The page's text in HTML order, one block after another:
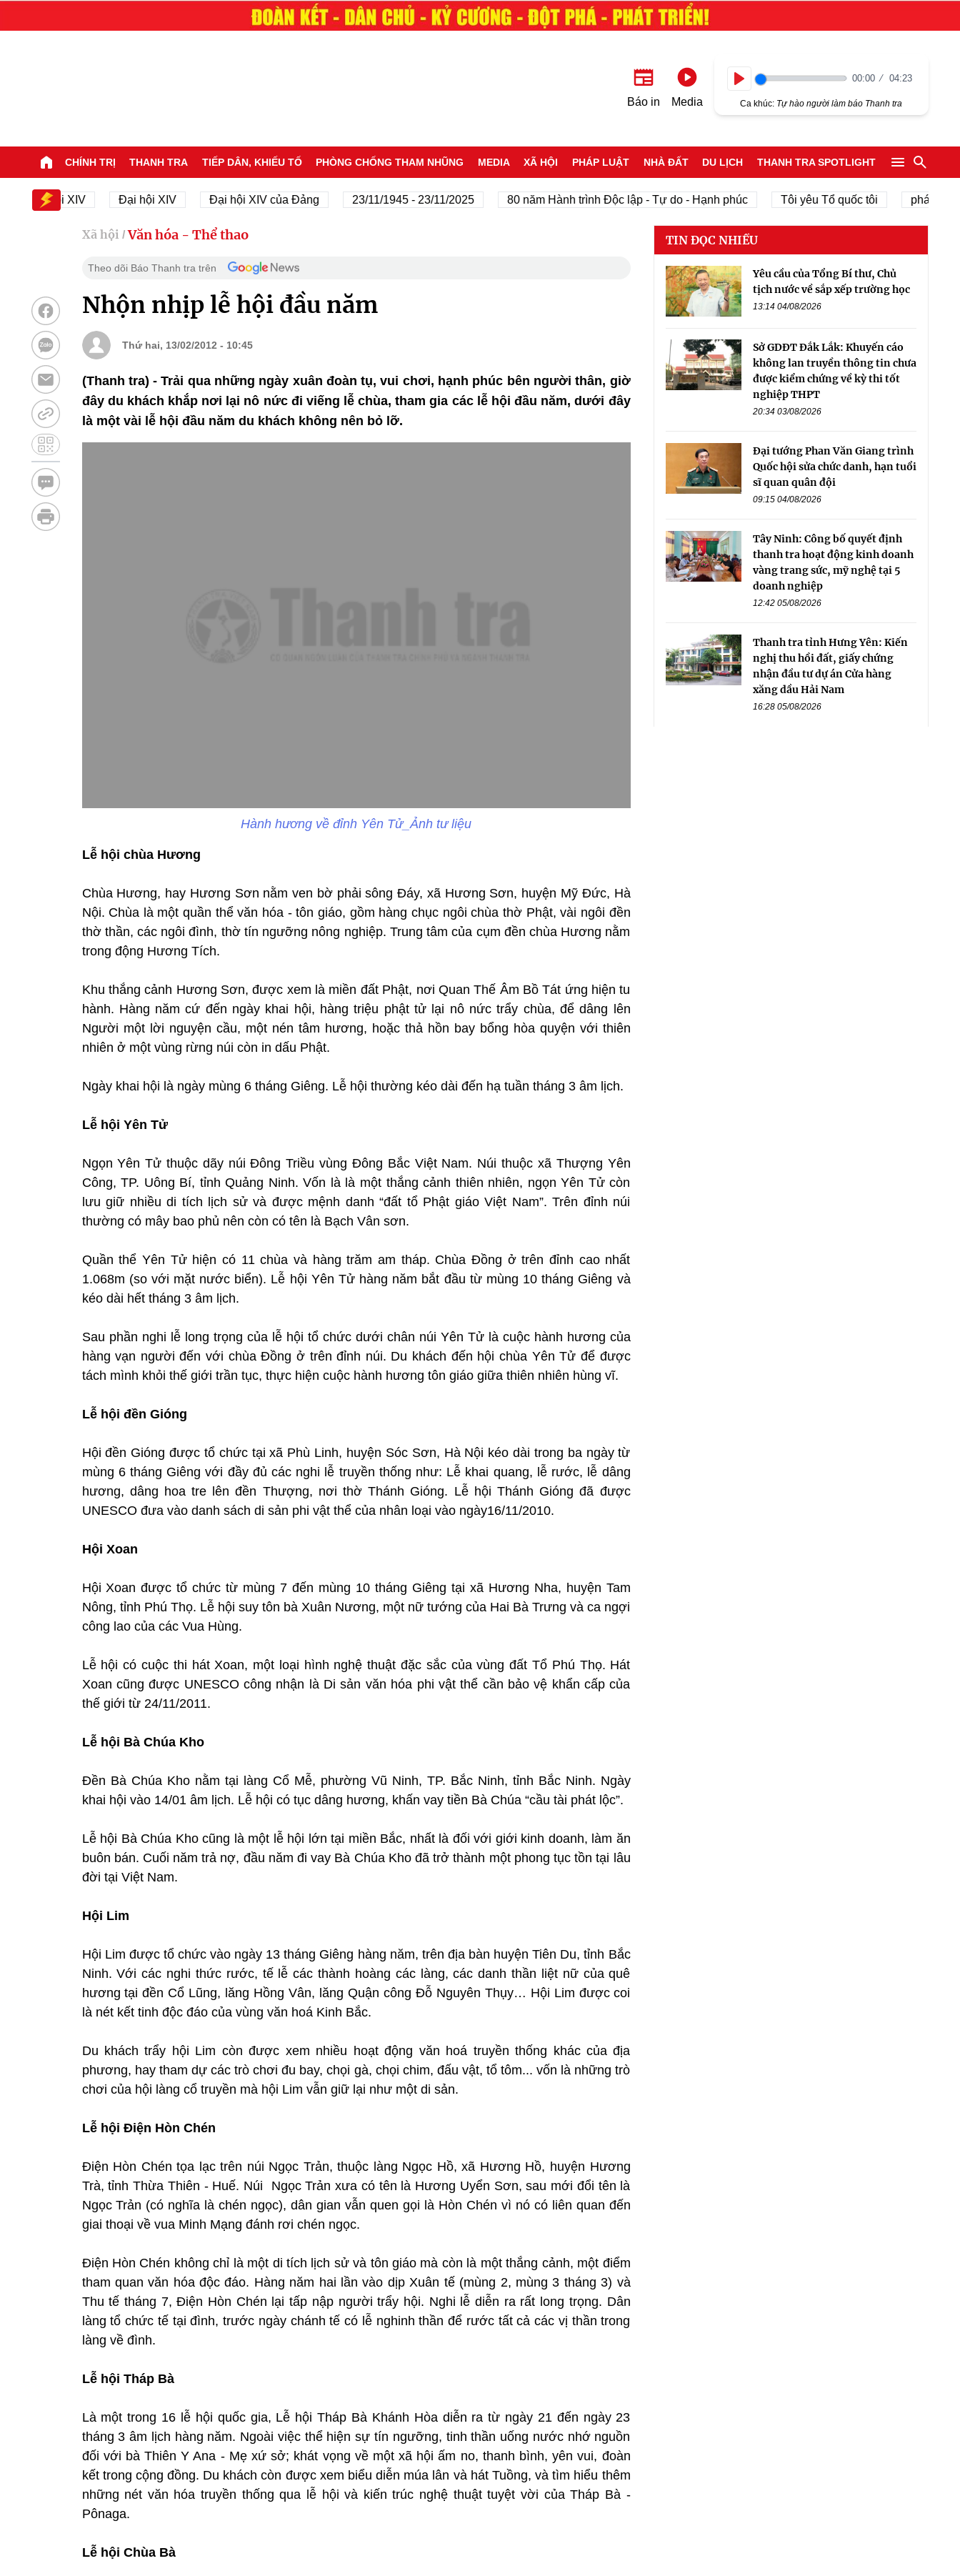
Báo in Media
00:00 04:23
Ca khúc: Tự hào người làm báo Thanh tra
CHÍNH TRỊ THANH TRA TIẾP DÂN, KHIẾU TỐ PHÒNG CHỐNG THAM NHŨNG MEDIA XÃ HỘI PHÁP LUẬT NHÀ ĐẤT DU LỊCH THANH TRA SPOTLIGHT
Đại hội XIV Đại hội XIV Đại hội XIV của Đảng 23/11/1945 - 23/11/2025 80 năm Hành trình Độc lập - Tự do - Hạnh phúc Tôi yêu Tổ quốc tôi phát triển
Xã hội / Văn hóa - Thể thao
Theo dõi Báo Thanh tra trên
Nhộn nhịp lễ hội đầu năm
Thứ hai, 13/02/2012 - 10:45
(Thanh tra) - Trải qua những ngày xuân đoàn tụ, vui chơi, hạnh phúc bên người thân, giờ
đây du khách khắp nơi lại nô nức đi viếng lễ chùa, tham gia các lễ hội đầu năm, dưới đây
là một vài lễ hội đầu năm du khách không nên bỏ lỡ.
Hành hương về đỉnh Yên Tử_Ảnh tư liệu
Lễ hội chùa Hương
Chùa Hương, hay Hương Sơn nằm ven bờ phải sông Đáy, xã Hương Sơn, huyện Mỹ Đức, Hà
Nội. Chùa là một quần thể văn hóa - tôn giáo, gồm hàng chục ngôi chùa thờ Phật, vài ngôi đền
thờ thần, các ngôi đình, thờ tín ngưỡng nông nghiệp. Trung tâm của cụm đền chùa Hương nằm
trong động Hương Tích.
Khu thắng cảnh Hương Sơn, được xem là miền đất Phật, nơi Quan Thế Âm Bồ Tát ứng hiện tu
hành. Hàng năm cứ đến ngày khai hội, hàng triệu phật tử lại nô nức trẩy chùa, để dâng lên
Người một lời nguyện cầu, một nén tâm hương, hoặc thả hồn bay bổng hòa quyện với thiên
nhiên ở một vùng rừng núi còn in dấu Phật.
Ngày khai hội là ngày mùng 6 tháng Giêng. Lễ hội thường kéo dài đến hạ tuần tháng 3 âm lịch.
Lễ hội Yên Tử
Ngọn Yên Tử thuộc dãy núi Đông Triều vùng Đông Bắc Việt Nam. Núi thuộc xã Thượng Yên
Công, TP. Uông Bí, tỉnh Quảng Ninh. Vốn là là một thắng cảnh thiên nhiên, ngọn Yên Tử còn
lưu giữ nhiều di tích lịch sử và được mệnh danh “đất tổ Phật giáo Việt Nam”. Trên đỉnh núi
thường có mây bao phủ nên còn có tên là Bạch Vân sơn.
Quần thể Yên Tử hiện có 11 chùa và hàng trăm am tháp. Chùa Ðồng ở trên đỉnh cao nhất
1.068m (so với mặt nước biển). Lễ hội Yên Tử hàng năm bắt đầu từ mùng 10 tháng Giêng và
kéo dài hết tháng 3 âm lịch.
Sau phần nghi lễ long trọng của lễ hội tổ chức dưới chân núi Yên Tử là cuộc hành hương của
hàng vạn người đến với chùa Đồng ở trên đỉnh núi. Du khách đến hội chùa Yên Tử để được
tách mình khỏi thế giới trần tục, thực hiện cuộc hành hương tôn giáo giữa thiên nhiên hùng vĩ.
Lễ hội đền Gióng
Hội đền Gióng được tổ chức tại xã Phù Linh, huyện Sóc Sơn, Hà Nội kéo dài trong ba ngày từ
mùng 6 tháng Giêng với đầy đủ các nghi lễ truyền thống như: Lễ khai quang, lễ rước, lễ dâng
hương, dâng hoa tre lên đền Thượng, nơi thờ Thánh Gióng. Lễ hội Thánh Gióng đã được
UNESCO đưa vào danh sách di sản phi vật thể của nhân loại vào ngày16/11/2010.
Hội Xoan
Hội Xoan được tổ chức từ mùng 7 đến mùng 10 tháng Giêng tại xã Hương Nha, huyện Tam
Nông, tỉnh Phú Thọ. Lễ hội suy tôn bà Xuân Nương, một nữ tướng của Hai Bà Trưng và ca ngợi
công lao của các Vua Hùng.
Lễ hội có cuộc thi hát Xoan, một loại hình nghệ thuật đặc sắc của vùng đất Tổ Phú Thọ. Hát
Xoan cũng được UNESCO công nhận là Di sản văn hóa phi vật thể cần bảo vệ khẩn cấp của
thế giới từ 24/11/2011.
Lễ hội Bà Chúa Kho
Đền Bà Chúa Kho nằm tại làng Cổ Mễ, phường Vũ Ninh, TP. Bắc Ninh, tỉnh Bắc Ninh. Ngày
khai hội vào 14/01 âm lịch. Lễ hội có tục dâng hương, khấn vay tiền Bà Chúa “cầu tài phát lộc”.
Lễ hội Bà Chúa Kho cũng là một lễ hội lớn tại miền Bắc, nhất là đối với giới kinh doanh, làm ăn
buôn bán. Cuối năm trả nợ, đầu năm đi vay Bà Chúa Kho đã trở thành một phong tục tồn tại lâu
đời tại Việt Nam.
Hội Lim
Hội Lim được tổ chức vào ngày 13 tháng Giêng hàng năm, trên địa bàn huyện Tiên Du, tỉnh Bắc
Ninh. Với các nghi thức rước, tế lễ các thành hoàng các làng, các danh thần liệt nữ của quê
hương tại đền Cổ Lũng, lăng Hồng Vân, lăng Quận công Đỗ Nguyên Thụy… Hội Lim được coi
là nét kết tinh độc đáo của vùng văn hoá Kinh Bắc.
Du khách trẩy hội Lim còn được xem nhiều hoạt động văn hoá truyền thống khác của địa
phương, hay tham dự các trò chơi đu bay, chọi gà, chọi chim, đấu vật, tổ tôm... vốn là những trò
chơi của hội làng cổ truyền mà hội Lim vẫn giữ lại như một di sản.
Lễ hội Điện Hòn Chén
Điện Hòn Chén tọa lạc trên núi Ngọc Trản, thuộc làng Ngọc Hồ, xã Hương Hồ, huyện Hương
Trà, tỉnh Thừa Thiên - Huế. Núi Ngọc Trản xưa có tên là Hương Uyển Sơn, sau mới đổi tên là
Ngọc Trản (có nghĩa là chén ngọc), dân gian vẫn quen gọi là Hòn Chén vì nó có liên quan đến
giai thoại về vua Minh Mạng đánh rơi chén ngọc.
Điện Hòn Chén không chỉ là một di tích lịch sử và tôn giáo mà còn là một thắng cảnh, một điểm
tham quan văn hóa độc đáo. Hàng năm hai lần vào dịp Xuân tế (mùng 2, mùng 3 tháng 3) và
Thu tế tháng 7, Điện Hòn Chén lại tấp nập người trẩy hội. Nghi lễ diễn ra rất long trọng. Dân
làng tổ chức tế tại đình, trước ngày chánh tế có lễ nghinh thần để rước tất cả các vị thần trong
làng về đình.
Lễ hội Tháp Bà
Là một trong 16 lễ hội quốc gia, Lễ hội Tháp Bà Khánh Hòa diễn ra từ ngày 21 đến ngày 23
tháng 3 âm lịch hàng năm. Ngoài việc thể hiện sự tín ngưỡng, tinh thần uống nước nhớ nguồn
đối với bà Thiên Y Ana - Mẹ xứ sở; khát vọng về một xã hội ấm no, thanh bình, yên vui, đoàn
kết trong cộng đồng. Du khách còn được xem biểu diễn múa lân và hát Tuồng, và tìm hiểu thêm
những nét văn hóa truyền thống qua lễ hội và kiến trúc nghệ thuật tuyệt vời của Tháp Bà -
Pônaga.
Lễ hội Chùa Bà
TIN ĐỌC NHIỀU
Yêu cầu của Tổng Bí thư, Chủ
tịch nước về sắp xếp trường học
13:14 04/08/2026
Sở GDĐT Đắk Lắk: Khuyến cáo
không lan truyền thông tin chưa
được kiểm chứng về kỳ thi tốt
nghiệp THPT
20:34 03/08/2026
Đại tướng Phan Văn Giang trình
Quốc hội sửa chức danh, hạn tuổi
sĩ quan quân đội
09:15 04/08/2026
Tây Ninh: Công bố quyết định
thanh tra hoạt động kinh doanh
vàng trang sức, mỹ nghệ tại 5
doanh nghiệp
12:42 05/08/2026
Thanh tra tỉnh Hưng Yên: Kiến
nghị thu hồi đất, giấy chứng
nhận đầu tư dự án Cửa hàng
xăng dầu Hải Nam
16:28 05/08/2026